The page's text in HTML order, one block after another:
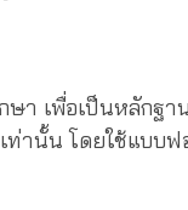
า เพื่อเป็นหลักฐ
านั้น โดยใช้แบบฟ